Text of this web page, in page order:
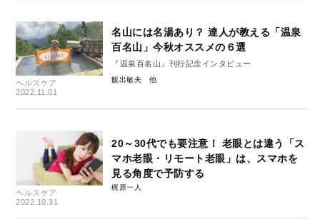
ヘルスケア
2022.11.01
名山には名湯あり？ 達人が教える「温泉
百名山」今秋オススメの６選
『温泉百名山』刊行記念インタビュー
飯出敏夫
ヘルスケア
2022.10.31
20～30代でも要注意！ 老眼とは違う「ス
マホ老眼・リモート老眼」は、スマホを
見る角度で予防する
梶原一人